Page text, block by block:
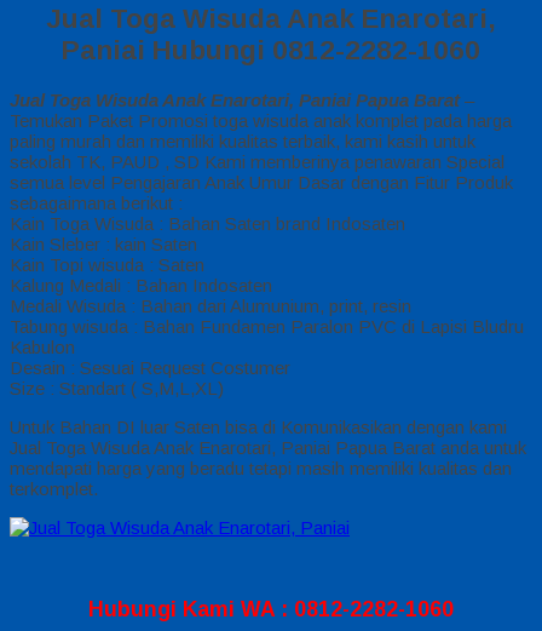
Jual Toga Wisuda Anak Enarotari,
Paniai Hubungi 0812-2282-1060
Jual Toga Wisuda Anak Enarotari, Paniai Papua Barat –
Temukan Paket Promosi toga wisuda anak komplet pada harga
paling murah dan memiliki kualitas terbaik, kami kasih untuk
sekolah TK, PAUD , SD Kami memberinya penawaran Special
semua level Pengajaran Anak Umur Dasar dengan Fitur Produk
sebagaimana berikut :
Kain Toga Wisuda : Bahan Saten brand Indosaten
Kain Sleber : kain Saten
Kain Topi wisuda : Saten
Kalung Medali : Bahan Indosaten
Medali Wisuda : Bahan dari Alumunium, print, resin
Tabung wisuda : Bahan Fundamen Paralon PVC di Lapisi Bludru
Kabulon
Desain : Sesuai Request Costumer
Size : Standart ( S,M,L,XL)
Untuk Bahan DI luar Saten bisa di Komunikasikan dengan kami
Jual Toga Wisuda Anak Enarotari, Paniai Papua Barat anda untuk
mendapati harga yang beradu tetapi masih memiliki kualitas dan
terkomplet.
Hubungi Kami WA : 0812-2282-1060